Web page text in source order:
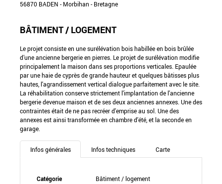
56870 BADEN - Morbihan - Bretagne
BÂTIMENT / LOGEMENT
Le projet consiste en une surélévation bois habillée en bois brûlée
d’une ancienne bergerie en pierres. Le projet de surélévation modifie
principalement la maison dans ses proportions verticales. Epaulée
par une haie de cyprès de grande hauteur et quelques bâtisses plus
hautes, l'agrandissement vertical dialogue parfaitement avec le site.
La réhabilitation conserve strictement l'implantation de l'ancienne
bergerie devenue maison et de ses deux anciennes annexes. Une des
contraintes était de ne pas recréer d'emprise au sol. Une des
annexes est ainsi transformée en chambre d'été, et la seconde en
garage.
Infos générales Infos techniques Carte
Catégorie
Bâtiment / logement